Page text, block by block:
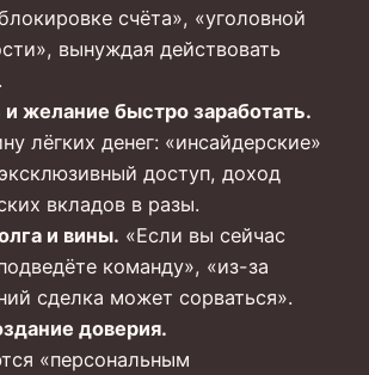
счёта», «уголовной
вынуждая действовать
желание быстро заработать.
лёгких денег: «инсайдерские»
доступ, доход
вкладов в разы.
и вины. «Если вы сейчас
команду», «из-за
сделка может сорваться».
доверия.
«персональным